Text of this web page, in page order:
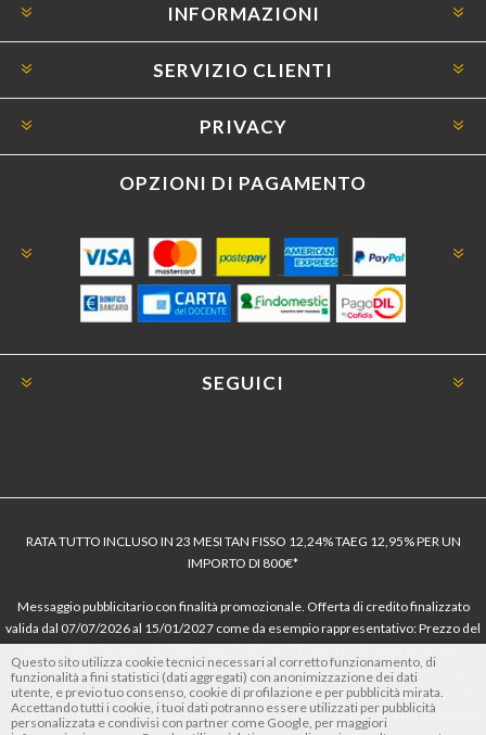
INFORMAZIONI
SERVIZIO CLIENTI
PRIVACY
OPZIONI DI PAGAMENTO
SEGUICI
RATA TUTTO INCLUSO IN 23 MESI TAN FISSO 12,24% TAEG 12,95% PER UN
IMPORTO DI 800€*
Messaggio pubblicitario con finalità promozionale. Offerta di credito finalizzato
valida dal 07/07/2026 al 15/01/2027 come da esempio rappresentativo: Prezzo del
dell’offerta azzerati. Importo totale del credito € 800. Importo totale dovuto dal
Consumatore € 920. Decorrenza media della prima rata a 90 giorni. Al fine di gestire
le tue spese in modo responsabile e di conoscere eventuali altre offerte disponibili,
Questo sito utilizza cookie tecnici necessari al corretto funzionamento, di
funzionalità a fini statistici (dati aggregati) con anonimizzazione dei dati
utente, e previo tuo consenso, cookie di profilazione e per pubblicità mirata.
Accettando tutti i cookie, i tuoi dati potranno essere utilizzati per pubblicità
personalizzata e condivisi con partner come Google, per maggiori